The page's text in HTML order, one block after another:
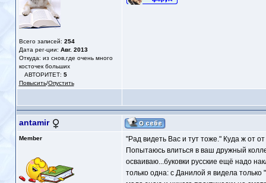
Всего записей: 254
Дата рег-ции: Авг. 2013
Откуда: из снов,где очень много
косточек больших
АВТОРИТЕТ: 5
Повысить/Опустить
antamir
Member
"Рад видеть Вас и тут тоже." Куда ж от
Попытаюсь влиться в ваш дружный
осваиваю...буковки русские ещё надо
только одна: с Данилой я видела